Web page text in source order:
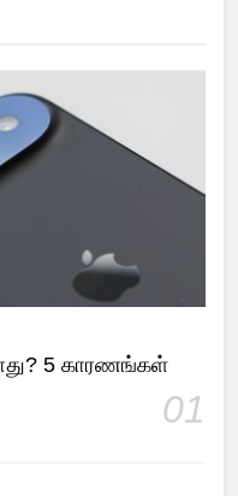
5 காரணங்கள்
01